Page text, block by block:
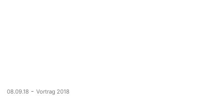
08.09.18 - Vortrag 2018